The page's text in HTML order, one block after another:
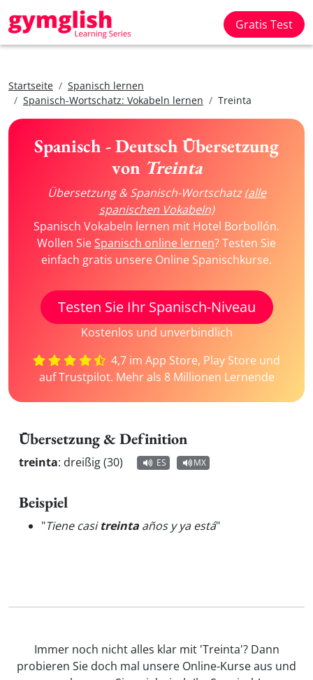
Gratis Test
Startseite
Spanisch lernen
Spanisch-Wortschatz: Vokabeln lernen
Treinta
Spanisch - Deutsch Übersetzung
von Treinta
Übersetzung & Spanisch-Wortschatz(alle
spanischen Vokabeln)
Spanisch Vokabeln lernen mit Hotel Borbollón.
Wollen SieSpanisch online lernen? Testen Sie
einfach gratis unsere Online Spanischkurse.
Testen Sie Ihr Spanisch-Niveau
Kostenlos und unverbindlich
4,7 im App Store, Play Store und
auf Trustpilot. Mehr als 8 Millionen Lernende
Übersetzung & Definition
treinta: dreißig (30) ES MX
Beispiel
"Tiene casitreinta años y ya está"
Immer noch nicht alles klar mit 'Treinta'? Dann
probieren Sie doch mal unsere Online-Kurse aus und